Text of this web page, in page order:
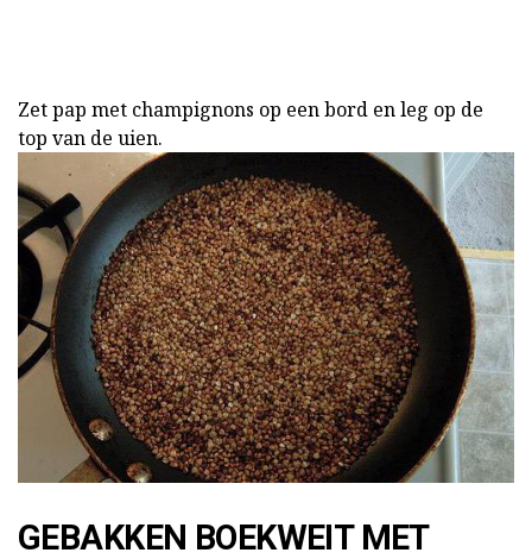
Zet pap met champignons op een bord en leg op de
top van de uien.
GEBAKKEN BOEKWEIT MET